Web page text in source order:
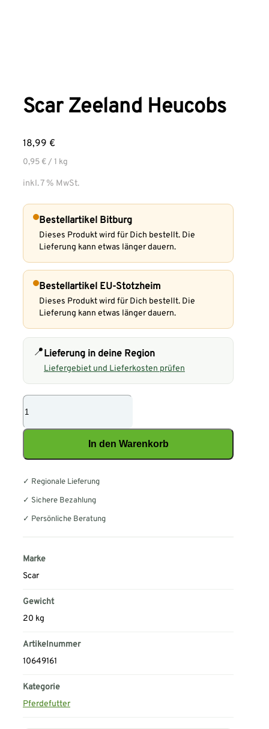
Scar Zeeland Heucobs
18,99 €
0,95 €/ 1 kg
inkl. 7 % MwSt.
Bestellartikel Bitburg
Dieses Produkt wird für Dich bestellt. Die
Lieferung kann etwas länger dauern.
Bestellartikel EU-Stotzheim
Dieses Produkt wird für Dich bestellt. Die
Lieferung kann etwas länger dauern.
📍Lieferung in deine Region
Liefergebiet und Lieferkosten prüfen
Scar
Zeeland
Heucobs
In den Warenkorb
✓ Regionale Lieferung
✓ Sichere Bezahlung
✓ Persönliche Beratung
Marke
Scar
Gewicht
20 kg
Artikelnummer
10649161
Kategorie
Pferdefutter